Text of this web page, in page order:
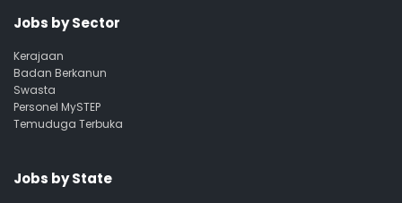
Jobs by Sector
Kerajaan
Badan Berkanun
Swasta
Personel MySTEP
Temuduga Terbuka
Jobs by State